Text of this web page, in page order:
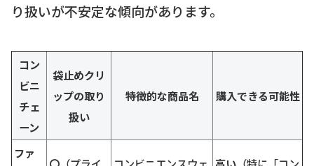
り扱いが不安定な傾向があります。
コン
ビニ
チェ
ーン
袋止めクリ
ップの取り
扱い
特徴的な商品名 購入できる可能性
ファ